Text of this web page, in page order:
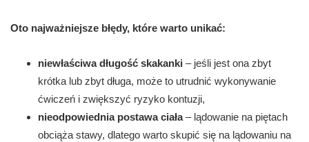
Oto najważniejsze błędy, które warto unikać:
niewłaściwa długość skakanki – jeśli jest ona zbyt
krótka lub zbyt długa, może to utrudnić wykonywanie
ćwiczeń i zwiększyć ryzyko kontuzji,
nieodpowiednia postawa ciała– lądowanie na piętach
obciąża stawy, dlatego warto skupić się na lądowaniu na